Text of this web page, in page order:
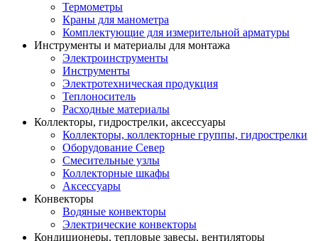
Термометры
Краны для манометра
Комплектующие для измерительной арматуры
Инструменты и материалы для монтажа
Электроинструменты
Инструменты
Электротехническая продукция
Теплоноситель
Расходные материалы
Коллекторы, гидрострелки, аксессуары
Коллекторы, коллекторные группы, гидрострелки
Оборудование Север
Смесительные узлы
Коллекторные шкафы
Аксессуары
Конвекторы
Водяные конвекторы
Электрические конвекторы
Кондиционеры, тепловые завесы, вентиляторы